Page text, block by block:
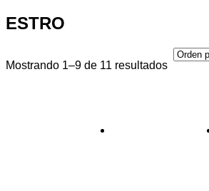
ESTRO
Mostrando 1–9 de 11 resultados